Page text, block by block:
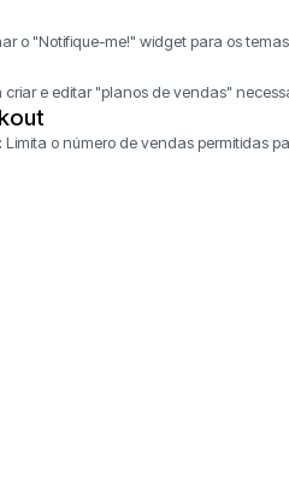
o "Notifique-me!" widget para os
criar e editar "planos de vendas"
Limita o número de vendas permitidas